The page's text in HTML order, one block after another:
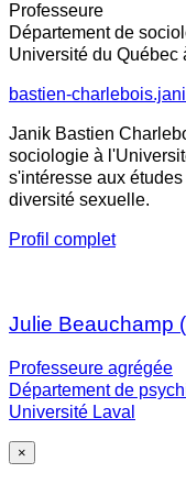
Professeure
Département de
Université du Québec
bastien-
Janik Bastien
sociologie à
s'intéresse aux
diversité sexuelle.
Profil complet
Julie Beauchamp
Professeure agrégée
Département de
Université Laval
×